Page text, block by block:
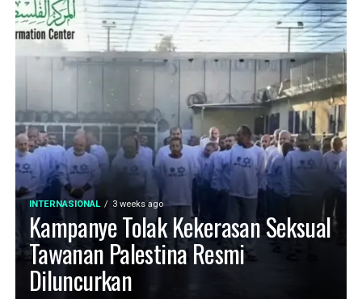
INTERNASIONAL 3 weeks ago
Kampanye Tolak Kekerasan Seksual
Tawanan Palestina Resmi
Diluncurkan